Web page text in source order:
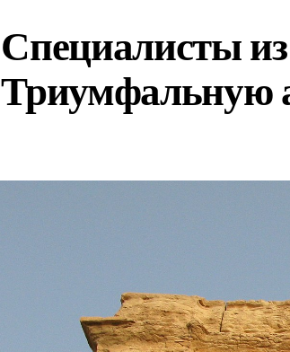
Специалисты
Триумфальную